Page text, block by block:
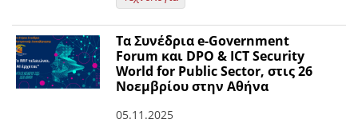
Τα Συνέδρια e-Government
Forum και DPO & ICT Security
World for Public Sector, στις 26
Νοεμβρίου στην Αθήνα
05.11.2025